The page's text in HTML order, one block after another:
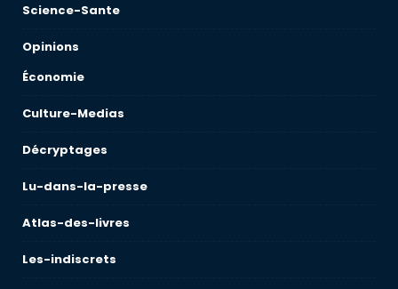
Science-Sante
Opinions
Économie
Culture-Medias
Décryptages
Lu-dans-la-presse
Atlas-des-livres
Les-indiscrets